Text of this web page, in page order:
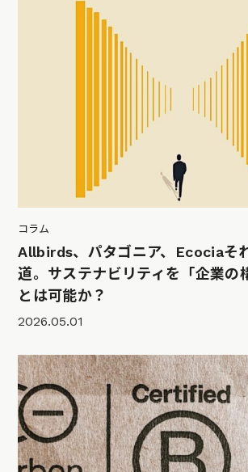
コラム
Allbirds、パタゴニア、Ecociaそ
道。サステナビリティを「企業の
とは可能か？
2026.05.01